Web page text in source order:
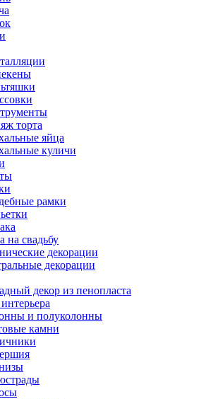
торта
яйца
куличи
рамки
на свадьбу
декорации
декорации
декор из пенопласта
и полуколонны
камни